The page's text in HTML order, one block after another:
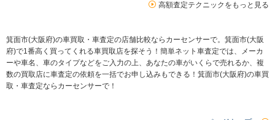
高額査定テクニックをもっと見る
箕面市(大阪府)の車買取・車査定の店舗比較ならカーセンサーで。箕面市(大阪
府)で1番高く買ってくれる車買取店を探そう！簡単ネット車査定では、メーカ
ーや車名、車のタイプなどをご入力の上、あなたの車がいくらで売れるか、複
数の買取店に車査定の依頼を一括でお申し込みもできる！箕面市(大阪府)の車買
取・車査定ならカーセンサーで！